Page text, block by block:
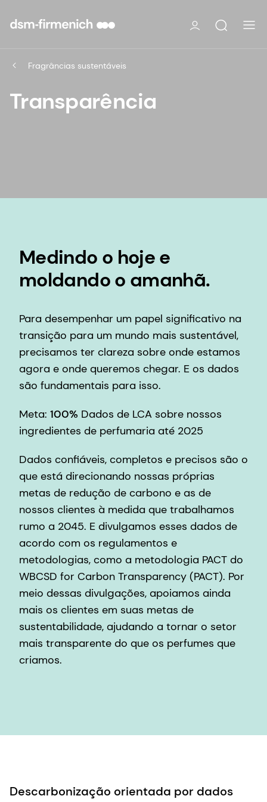
Fragrâncias sustentáveis
Transparência
Medindo o hoje e
moldando o amanhã.
Para desempenhar um papel significativo na
transição para um mundo mais sustentável,
precisamos ter clareza sobre onde estamos
agora e onde queremos chegar. E os dados
são fundamentais para isso.
Meta: 100% Dados de LCA sobre nossos
ingredientes de perfumaria até 2025
Dados confiáveis, completos e precisos são o
que está direcionando nossas próprias
metas de redução de carbono e as de
nossos clientes à medida que trabalhamos
rumo a 2045. E divulgamos esses dados de
acordo com os regulamentos e
metodologias, como a metodologia PACT do
WBCSD for Carbon Transparency (PACT). Por
meio dessas divulgações, apoiamos ainda
mais os clientes em suas metas de
sustentabilidade, ajudando a tornar o setor
mais transparente do que os perfumes que
criamos.
Descarbonização orientada por dados